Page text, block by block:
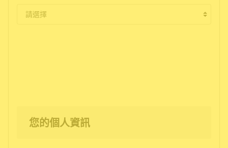
您的個人資訊